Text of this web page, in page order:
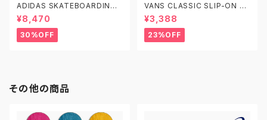
ADIDAS SKATEBOARDING
STAN SMITH ADV GX9753
26.0-27.5 アディダス スケート
ボーディング スタンスミスADV
スケシュー
¥8,470
30%OFF
VANS CLASSIC SLIP-ON T
VN000EX8BWW CHECKER
BOARD 12.0-15.0 ヴァンズ ク
ラシック スリッポン ベビーシュ
ーズ
¥3,388
23%OFF
その他の商品